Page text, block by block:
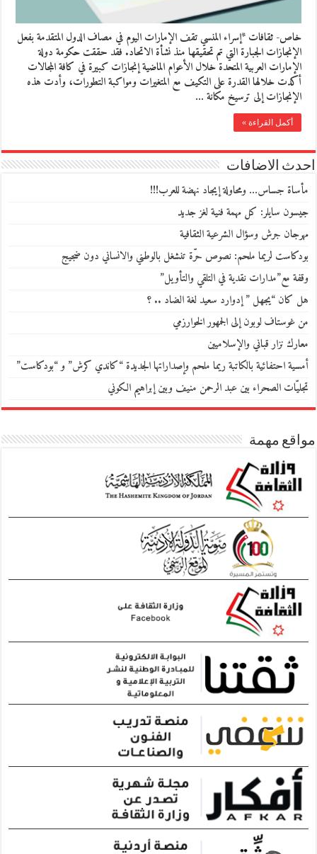
خاص- ثقافات *إسراء المنسي تقف الإمارات اليوم في مصاف الدول المتقدمة بفعل
الإنجازات الجبارة التي تم تحقيقها منذ نشأة الاتحاد. فقد حققت حكومة دولة
الإمارات العربية المتحدة خلال الأعوام الماضية إنجازات كبيرة في كافة المجالات
أكدت خلالها القدرة على التكيف مع المتغيرات ومواكبة التطورات، وأدت هذه
الإنجازات إلى ترسيخ مكانة …
أكمل القراءة »
احدث الاضافات
مأساة جساس… ومحاولة إيجاد نهضة للعرب!!!
جيسون سايلر: كل مهمة فنية لغز جديد
مهرجان جرش وسؤال الشرعية الثقافية
بودكاست لريما ملحم: نصوص حرّة تنشغل بالوطني والانساني دون ضجيج
وقفة مع”مدارات نقدية في التلقي والتأويل”
هل كان “يجهل ” إدوارد سعيد لغة الضاد .. ؟
من غوستاف لوبون إلى الجمهور الخوارزمي
معارك نزار قباني والإسلاميين
أمسية احتفائية بالكاتبة ريما ملحم وإصداراتها الجديدة “كاندي كرش” و “بودكاست”
تجليّات الصحراء بين عبد الرحمن منيف وبين إبراهيم الكوني
مواقع مهمة